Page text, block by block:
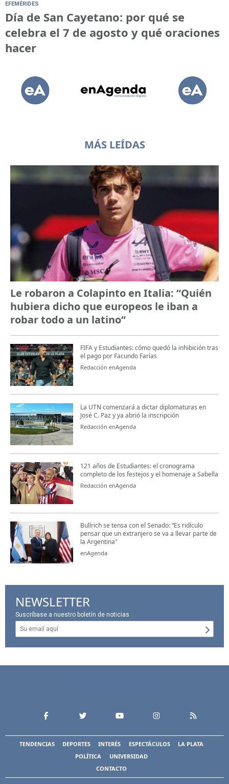
EFEMÉRIDES
Día de San Cayetano: por qué se
celebra el 7 de agosto y qué oraciones
hacer
MÁS LEÍDAS
Le robaron a Colapinto en Italia: “Quién
hubiera dicho que europeos le iban a
robar todo a un latino“
FIFA y Estudiantes: cómo quedó la inhibición tras
el pago por Facundo Farías
Redacción enAgenda
La UTN comenzará a dictar diplomaturas en
José C. Paz y ya abrió la inscripción
Redacción enAgenda
121 años de Estudiantes: el cronograma
completo de los festejos y el homenaje a Sabella
Redacción enAgenda
Bullrich se tensa con el Senado: “Es ridículo
pensar que un extranjero se va a llevar parte de
la Argentina"
enAgenda
NEWSLETTER
Suscríbase a nuestro boletín de noticias
TENDENCIAS DEPORTES INTERÉS ESPECTÁCULOS
LA PLATA
POLÍTICA
UNIVERSIDAD
CONTACTO